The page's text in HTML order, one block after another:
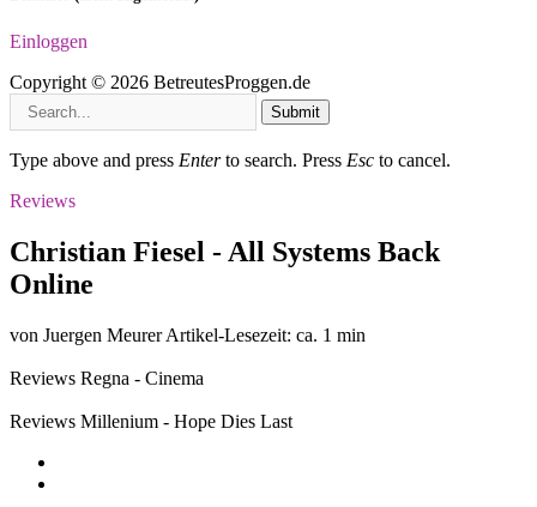
Einloggen
Copyright © 2026 BetreutesProggen.de
Submit
Type above and press Enterto search. Press Esc to cancel.
Reviews
Christian Fiesel - All Systems Back
Online
von Juergen Meurer Artikel-Lesezeit: ca. 1 min
Reviews Regna - Cinema
Reviews Millenium - Hope Dies Last